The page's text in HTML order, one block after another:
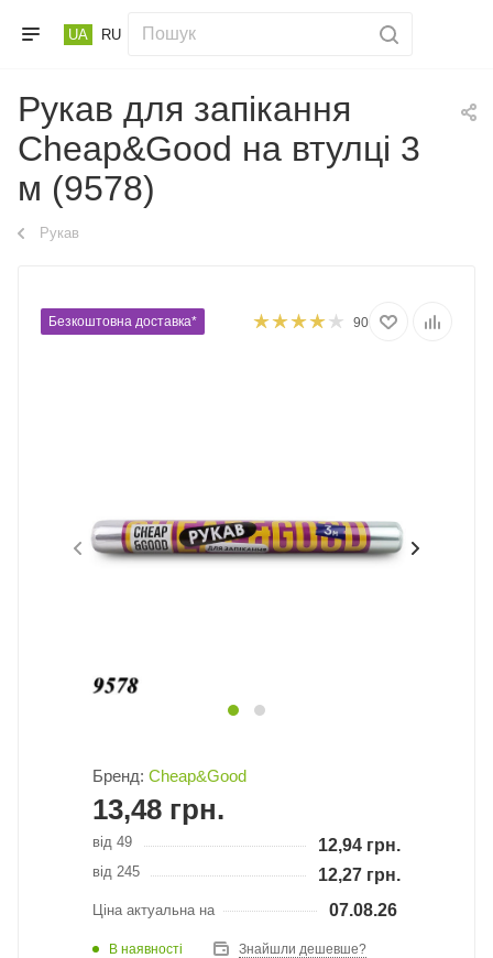
UA RU
Рукав для запікання
Cheap&Good на втулці 3
м (9578)
Рукав
Безкоштовна доставка* 90
Бренд: Cheap&Good
13,48 грн.
від 49 12,94 грн.
від 245 12,27 грн.
Ціна актуальна на 07.08.26
В наявності Знайшли дешевше?